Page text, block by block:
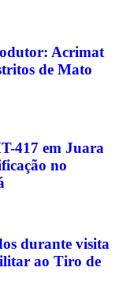
Acrimat
de Mato
417 em Juara
no
durante visita
ao Tiro de